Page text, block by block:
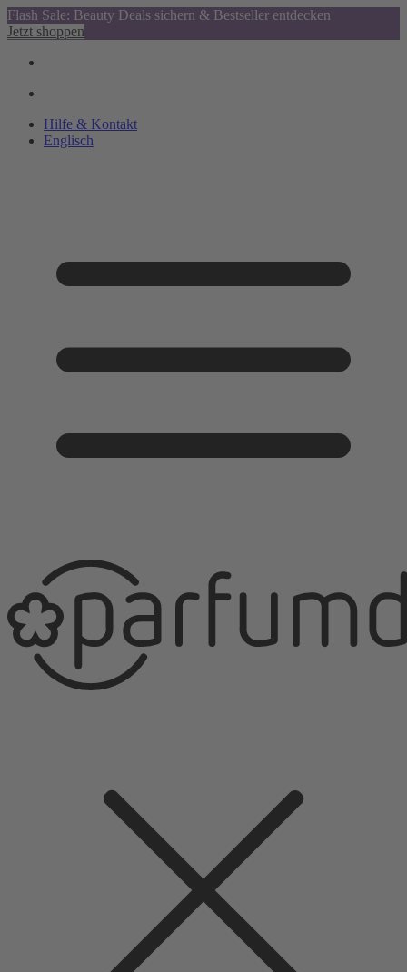
Flash Sale: Beauty Deals sichern & Bestseller entdecken
Jetzt shoppen
Hilfe & Kontakt
Englisch